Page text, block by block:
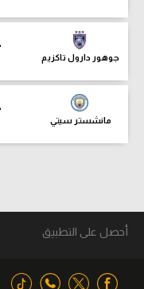
جوهور دارول تاكزيم
مانشستر سيتي
أحصل على التطبيق